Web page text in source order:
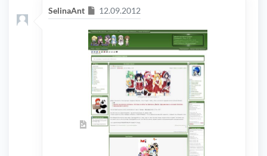
SelinaAnt Сообщение
12.09.2012